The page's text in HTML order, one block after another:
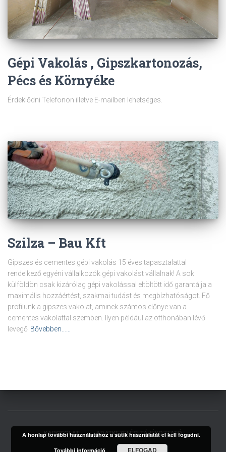
Gépi Vakolás , Gipszkartonozás,
Pécs és Környéke
Érdeklődni Telefonon illetve E-mailben lehetséges.
Szilza – Bau Kft
Gipszes és cementes gépi vakolás 15 éves tapasztalattal
rendelkező egyéni vállalkozók gépi vakolást vállalnak! A sok
külföldön csak kizárólag gépi vakolással eltöltött idő garantálja a
maximális hozzáértést, szakmai tudást és megbízhatóságot. Fő
profilunk a gipszes vakolat, aminek számos előnye van a
cementes vakolattal szemben. Ilyen például az otthonában lévő
levegő Bővebben……
KAPCSOLAT ADATKEZELÉSI TÁJÉKOZTATÓ
A honlap további használatához a sütik használatát el kell fogadni.
További információ ELFOGAD